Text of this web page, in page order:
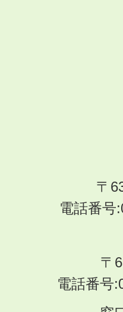
〒
電話番
〒
電話番号